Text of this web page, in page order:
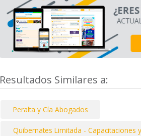
Resultados Similares a:
Peralta y Cía Abogados
Quibernates Limitada - Capacitaciones